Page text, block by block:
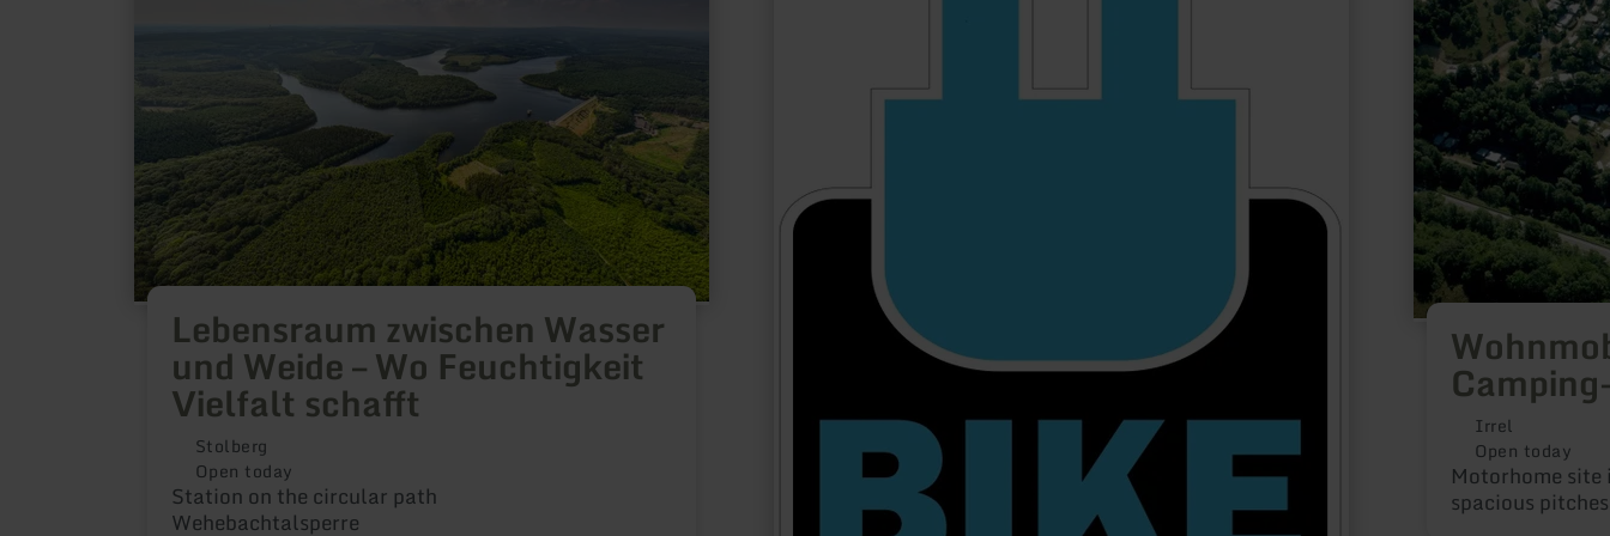
Lebensraum zwischen Wasser
und Weide – Wo Feuchtigkeit
Vielfalt schafft
Stolberg
Open today
Station on the circular path
Wehebachtalsperre
Weide
Vielfalt
Irrel
Open today
Motorhome
spacious